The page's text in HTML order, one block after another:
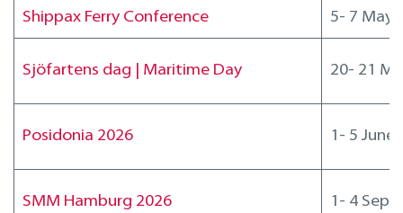
Korjaukset merellä
Shippax Ferry Conference 5- 7 May
Sjöfartens dag | Maritime Day 20- 21
Posidonia 2026 1- 5 June
SMM Hamburg 2026 1- 4